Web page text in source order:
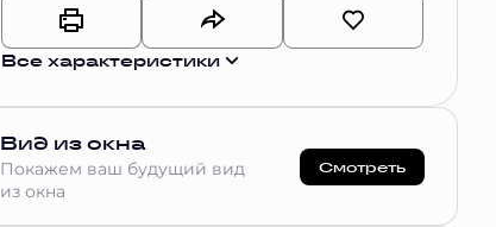
Все характеристики
Вид из окна
Покажем ваш будущий вид
из окна
Смотреть